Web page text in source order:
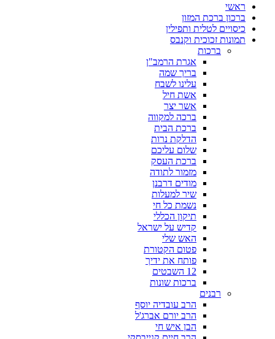
ראשי
ברכון ברכת המזון
כיסויים לטלית ותפילין
תמונות זכוכית וקנבס
ברכות
אגרת הרמב"ן
בריך שמה
עלינו לשבח
אשת חיל
אשר יצר
ברכה למקווה
ברכת הבית
הדלקת נרות
שלום עליכם
ברכת העסק
מזמור לתודה
מודים דרבנן
שיר למעלות
נשמת כל חי
תיקון הכללי
קדיש על ישראל
האש שלי
פטום הקטורת
פותח את ידיך
12 השבטים
ברכות שונות
רבנים
הרב עובדיה יוסף
הרב יורם אברג'ל
הבן איש חי